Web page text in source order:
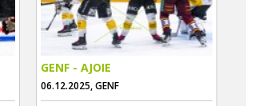
GENF - AJOIE
06.12.2025, GENF